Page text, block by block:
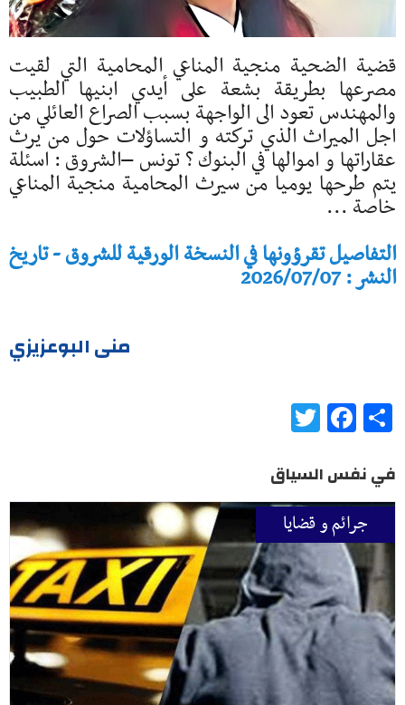
قضية الضحية منجية المناعي المحامية التي لقيت
مصرعها بطريقة بشعة على أيدي ابنيها الطبيب
والمهندس تعود الى الواجهة بسبب الصراع العائلي من
اجل الميراث الذي تركته و التساؤلات حول من يرث
عقاراتها و اموالها في البنوك ؟ تونس –الشروق : اسئلة
يتم طرحها يوميا من سيرث المحامية منجية المناعي
خاصة ...
التفاصيل تقرؤونها في النسخة الورقية للشروق - تاريخ
النشر : 2026/07/07
منى البوعزيزي
Share
Facebook
في نفس السياق
جرائم و قضايا